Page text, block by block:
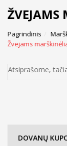
ŽVEJAMS
Pagrindinis
Žvejams
Atsiprašome,
DOVANŲ